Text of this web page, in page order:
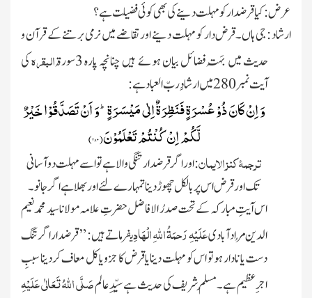
عرض :کیاقرضدار کو مہلت دینے کی بھی کوئی فضیلت ہے ؟
ارشاد :جی ہاں۔قرض دار کو مہلت دینے اور تقاضے میں نرمی برتنے کے قرآن و
حدیث میں بَہُت فضائل بیان ہوئے ہیں چنانچہ پارہ 3سورۃُ
البقرہکی
آیت نمبر 280میں ارشادِ ربّ العباد ہے :
وَ اِنْ كَانَ ذُوْ عُسْرَةٍ فَنَظِرَةٌ اِلٰى مَیْسَرَةٍؕ-وَ اَنْ تَصَدَّقُوْا خَیْرٌ
لَّكُمْ اِنْ كُنْتُمْ تَعْلَمُوْنَ(۲۸۰)
ترجمۂ کنز الایمان:اور اگر قرضدار تنگی والا ہے تو اسے مہلت دو آسانی
تک اور قرض اس پر بالکل چھوڑ دینا تمہارے لئے اور بھلاہے اگر جانو ۔
اسآیتِ مبارکہ کے تحت صدرُ الافاضل حضرتِ علامہ مولانا سید محمد نعیم
الدین مُرادآبادیعَلَیْہِ رَحمَۃُاللّٰہِالْہَادِیفرماتے ہیں : ”قرضدار اگر تنگ
دستیا نادار ہو تو اس کو مہلت دینا یاقرض کا جزو یا کل معاف کردینا سببِ
اجرِ عظیم ہے۔مُسلِم شریف کی حدیث ہے سیِّدِعالمصَلَّی اللہُ تَعَالٰی عَلَیْہِ